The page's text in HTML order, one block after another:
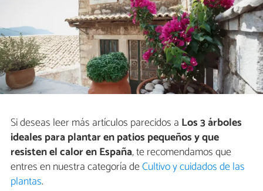
Si deseas leer más artículos parecidos a Los 3 árboles
ideales para plantar en patios pequeños y que
resisten el calor en España, te recomendamos que
entres en nuestra categoría deCultivo y cuidados de las
plantas.